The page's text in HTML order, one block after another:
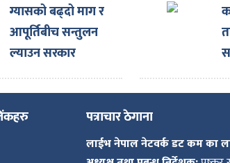
ग्यासको बढ्दो माग र
आपूर्तिबीच सन्तुलन
ल्याउन सरकार
प्रयासरतः उद्योगमन्त्री
पत्राचार ठेगाना
लाईभ नेपाल नेटवर्क डट कम का